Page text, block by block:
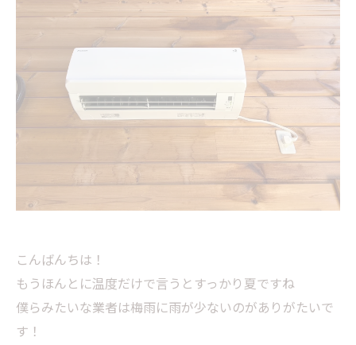
こんばんちは！
もうほんとに温度だけで言うとすっかり夏ですね
僕らみたいな業者は梅雨に雨が少ないのがありがたいで
す！